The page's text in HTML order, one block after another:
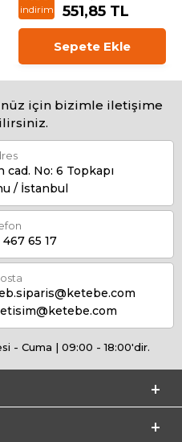
indirim
551,85 TL
Sepete Ekle
için bizimle iletişime
No: 6 Topkapı
/ İstanbul
467 65 17
- Cuma | 09:00 - 18:00'dir.